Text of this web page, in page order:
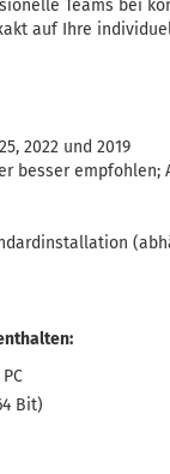
Teams bei
auf Ihre
2022 und 2019
besser empfohlen;
Bit)